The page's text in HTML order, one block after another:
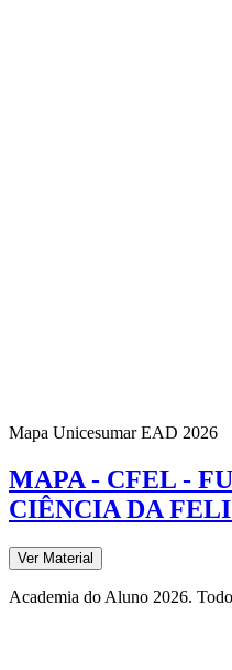
Mapa Unicesumar EAD 2026
MAPA - CFEL -
CIÊNCIA DA
Ver Material
Academia do Aluno 2026.